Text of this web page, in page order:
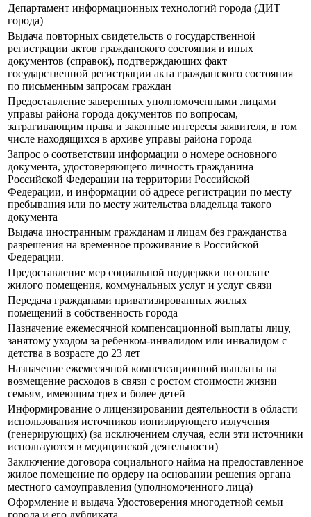
Департамент информационных технологий города (ДИТ
города)
Выдача повторных свидетельств о государственной
регистрации актов гражданского состояния и иных
документов (справок), подтверждающих факт
государственной регистрации акта гражданского состояния
по письменным запросам граждан
Предоставление заверенных уполномоченными лицами
управы района города документов по вопросам,
затрагивающим права и законные интересы заявителя, в том
числе находящихся в архиве управы района города
Запрос о соответствии информации о номере основного
документа, удостоверяющего личность гражданина
Российской Федерации на территории Российской
Федерации, и информации об адресе регистрации по месту
пребывания или по месту жительства владельца такого
документа
Выдача иностранным гражданам и лицам без гражданства
разрешения на временное проживание в Российской
Федерации.
Предоставление мер социальной поддержки по оплате
жилого помещения, коммунальных услуг и услуг связи
Передача гражданами приватизированных жилых
помещений в собственность города
Назначение ежемесячной компенсационной выплаты лицу,
занятому уходом за ребенком-инвалидом или инвалидом с
детства в возрасте до 23 лет
Назначение ежемесячной компенсационной выплаты на
возмещение расходов в связи с ростом стоимости жизни
семьям, имеющим трех и более детей
Информирование о лицензировании деятельности в области
использования источников ионизирующего излучения
(генерирующих) (за исключением случая, если эти источники
используются в медицинской деятельности)
Заключение договора социального найма на предоставленное
жилое помещение по ордеру на основании решения органа
местного самоуправления (уполномоченного лица)
Оформление и выдача Удостоверения многодетной семьи
города и его дубликата